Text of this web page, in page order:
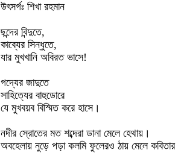
উৎসর্গঃ শিখা রহমান
ছন্দের বিন্দুতে,
কাব্যের সিন্ধুতে,
যার মুখখানি অবিরত ভাসে!
গদ্যের জাদুতে
সাহিত্যের বাহুডোরে
যে মুখবয়ব বিস্মিত করে হাসে।
নদীর স্রোতের মত শব্দেরা ডানা মেলে হেথায়।
অবহেলায় নুড়ে পড়া কলমি ফুলেরও ঠায় মেলে কবিতার